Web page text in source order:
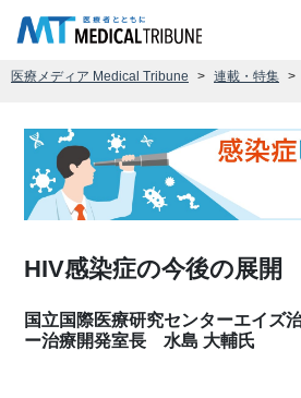
医療メディア Medical Tribune 連載・特集
HIV感染症の今後の展開
国立国際医療研究センターエイズ
ー治療開発室長 水島 大輔氏